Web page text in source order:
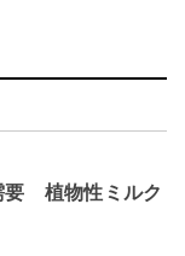
要 植物性ミルク